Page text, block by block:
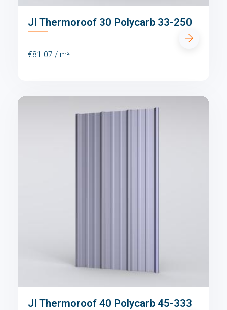
JI Thermoroof 30 Polycarb 33-250
€81.07 / m²
JI Thermoroof 40 Polycarb 45-333